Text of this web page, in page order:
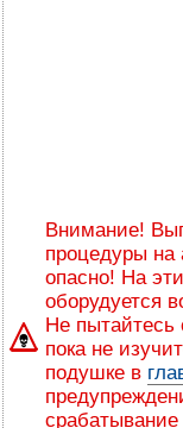
Внимание!
процедуры на
опасно! На
оборудуется
Не пытайтесь
пока не
подушке в